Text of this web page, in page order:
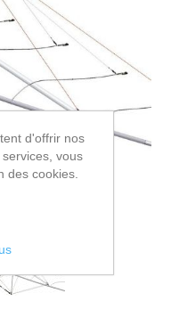
d'offrir nos
vous
des cookies.